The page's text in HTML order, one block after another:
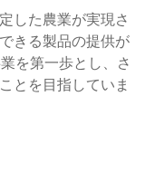
した農業が実現さ
きる製品の提供が
を第一歩とし、さ
とを目指していま